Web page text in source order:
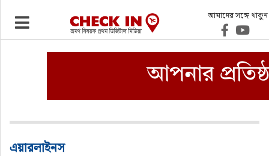
আমাদের সঙ্গে থাকুন
ভ্রমণ
ওটিএ
এয়ারলাইনস